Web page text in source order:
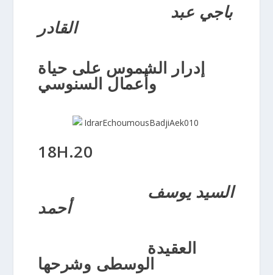
باجي عبد
القادر
إدرار الشموس على حياة
وأعمال السنوسي
18H.20
السيد يوسف
أحمد
الوسطى وشرحها